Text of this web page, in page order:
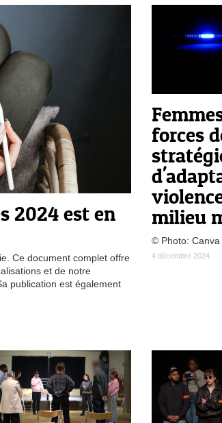
2024 est en
Ce document complet offre
et de notre
publication est également
forces
milieu
© Photo: Canva
4 décembre 2024